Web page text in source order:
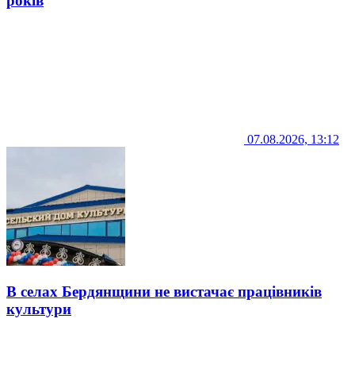
07.08.2026, 13:12
В селах Бердянщини не вистачає працівників
культури